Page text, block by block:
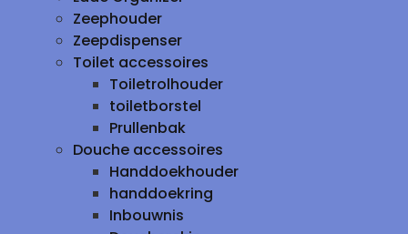
Zeephouder
Zeepdispenser
Toilet accessoires
Toiletrolhouder
toiletborstel
Prullenbak
Douche accessoires
Handdoekhouder
handdoekring
Inbouwnis